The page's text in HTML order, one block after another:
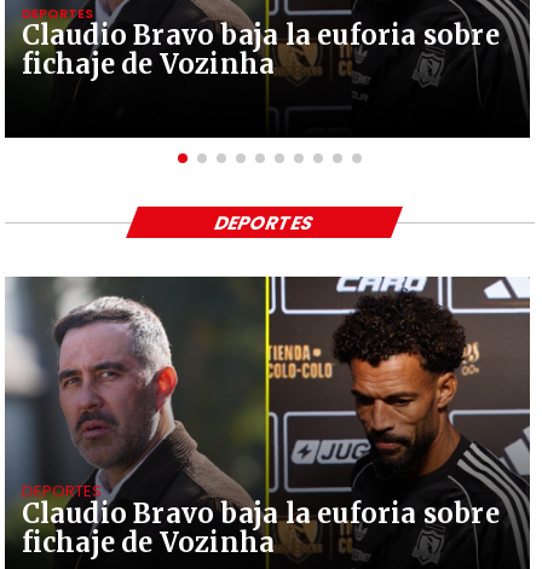
Claudio Bravo baja la euforia sobre
fichaje de Vozinha
DEPORTES
Claudio Bravo baja la euforia sobre
fichaje de Vozinha
DEPORTES
DEPORTES